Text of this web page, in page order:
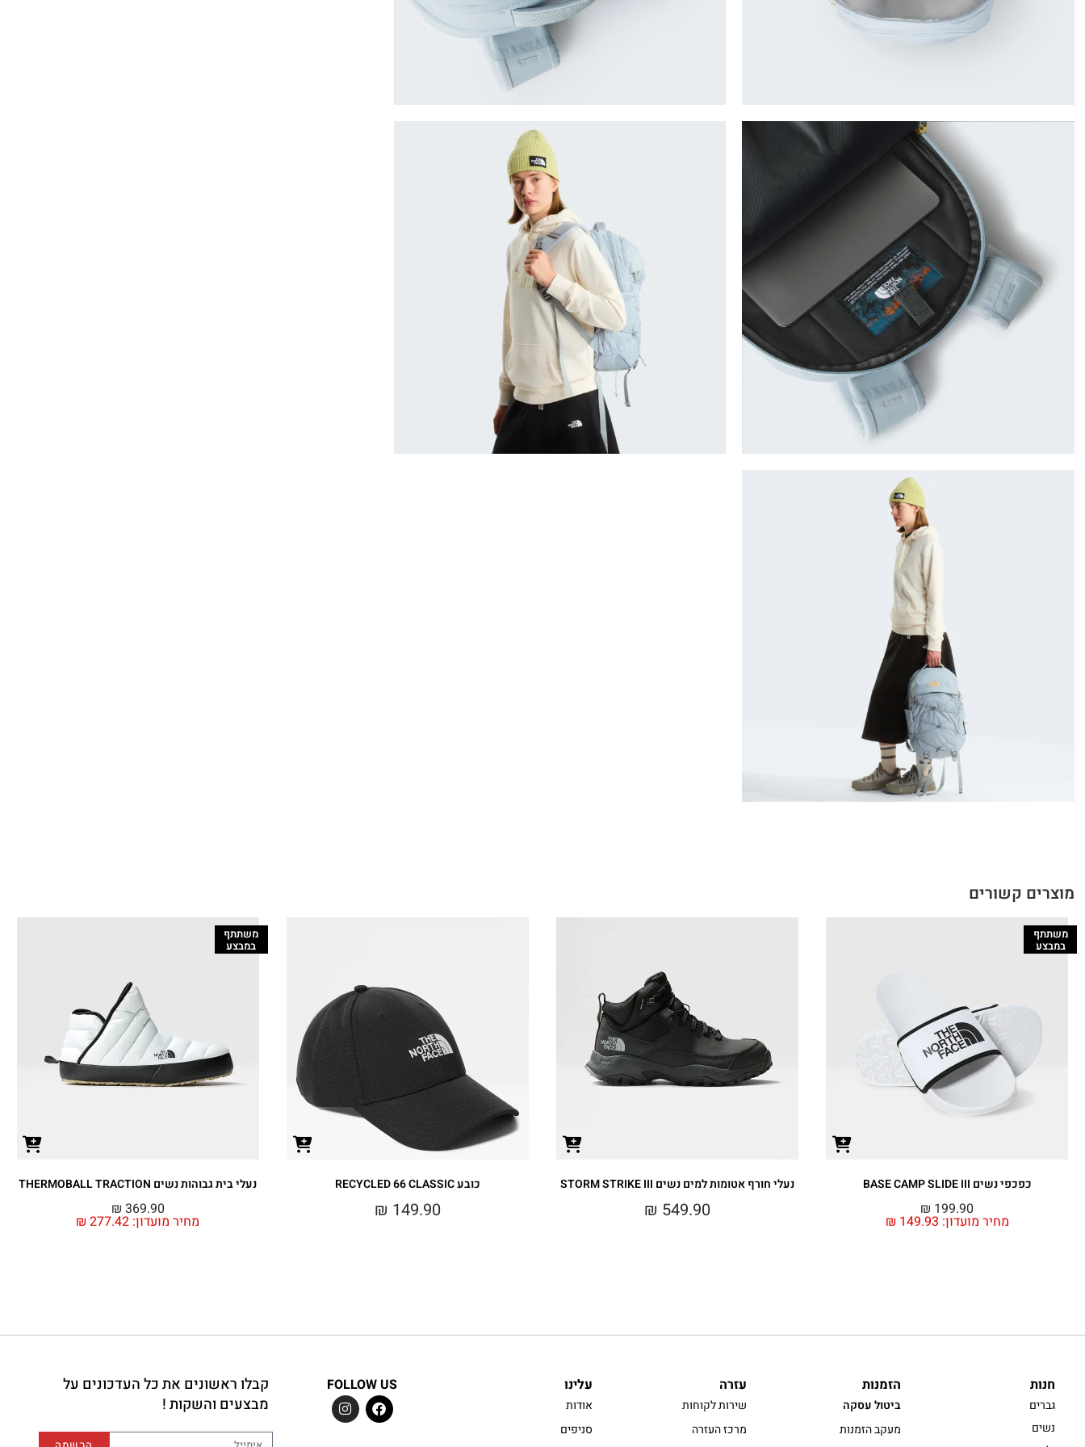
מוצרים קשורים
משתתף
במבצע
כפכפי נשים BASE CAMP SLIDE III
מחיר מועדון: ₪ 149.93
₪ 199.90
נעלי חורף אטומות למים נשים STORM STRIKE III
₪ 549.90
כובע RECYCLED 66 CLASSIC
₪ 149.90
משתתף
במבצע
נעלי בית גבוהות נשים THERMOBALL TRACTION
מחיר מועדון: ₪ 277.42
₪ 369.90
חנות
גברים
נשים
הזמנות
ביטול עסקה
מעקב הזמנות
עזרה
שירות לקוחות
מרכז העזרה
עלינו
אודות
סניפים
FOLLOW US
קבלו ראשונים את כל העדכונים על
מבצעים והשקות !